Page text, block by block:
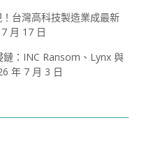
台灣高科技製造業成最新
月 17 日
：INC Ransom、Lynx 與
年 7 月 3 日